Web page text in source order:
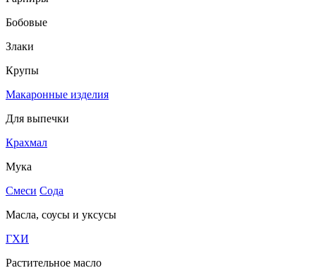
Бобовые
Злаки
Крупы
Макаронные изделия
Для выпечки
Крахмал
Мука
Смеси Сода
Масла, соусы и уксусы
ГХИ
Растительное масло